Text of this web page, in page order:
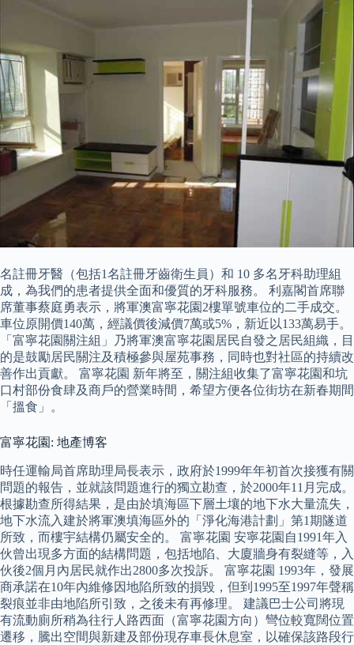
名註冊牙醫（包括1名註冊牙齒衛生員）和 10 多名牙科助理組
成，為我們的患者提供全面和優質的牙科服務。 利嘉閣首席聯
席董事蔡庭勇表示，將軍澳富寧花園2樓單號車位的二手成交。
車位原開價140萬，經議價後減價7萬或5%，新近以133萬易手。
「富寧花園關注組」乃將軍澳富寧花園居民自發之居民組織，目
的是鼓勵居民關注及積極參與屋苑事務，同時也對社區的持續改
善作出貢獻。 富寧花園 新年將至，關注組收集了富寧花園和坑
口村部份食肆及商戶的營業時間，希望方便各位街坊在新春期間
「搵食」。
富寧花園: 地產博客
時任運輸局首席助理局長表示，政府於1999年年初首次接獲有關
問題的報告，並就該問題進行的獨立勘查，於2000年11月完成。
根據勘查所得結果，是由於填海區下層土壤的地下水大量流失，
地下水流入建於將軍澳填海區外的「淨化海港計劃」第1期隧道
所致，而樓宇結構仍屬安全的。 富寧花園 安寧花園自1991年入
伙曾出現多方面的結構問題，包括地陷、大廈牆身有裂縫等，入
伙後2個月內居民就作出2800多次投訴。 富寧花園 1993年，發展
商承諾在10年內維修因地陷所致的損毀，但到1995至1997年聲稱
裂痕並非由地陷所引致，之後未有再修理。 建議巴士公司將現
有流動廁所稍為往行人路西面（富寧花園方向）彎位較寬闊位置
遷移，騰出空間與新建及部份現存車長休息室，以確保該路段行